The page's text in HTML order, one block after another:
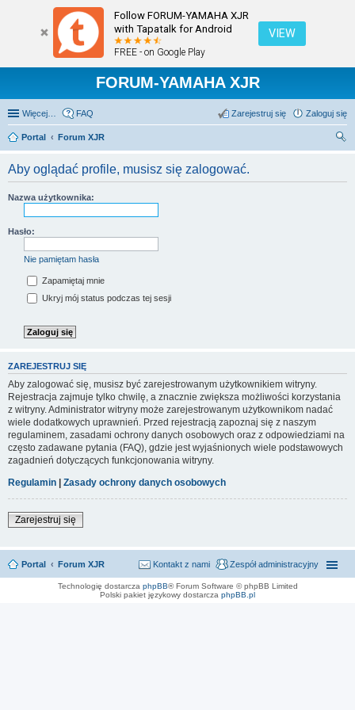
Follow FORUM-YAMAHA XJR
with Tapatalk for Android
FREE - on Google Play
VIEW
FORUM-YAMAHA XJR
Więcej… FAQ Zaloguj się
Zarejestruj się
Portal
Forum XJR
Aby oglądać profile, musisz się zalogować.
Nazwa użytkownika:
Hasło:
Nie pamiętam hasła
Zapamiętaj mnie
Ukryj mój status podczas tej sesji
ZAREJESTRUJ SIĘ
Aby zalogować się, musisz być zarejestrowanym użytkownikiem witryny.
Rejestracja zajmuje tylko chwilę, a znacznie zwiększa możliwości korzystania
z witryny. Administrator witryny może zarejestrowanym użytkownikom nadać
wiele dodatkowych uprawnień. Przed rejestracją zapoznaj się z naszym
regulaminem, zasadami ochrony danych osobowych oraz z odpowiedziami na
często zadawane pytania (FAQ), gdzie jest wyjaśnionych wiele podstawowych
zagadnień dotyczących funkcjonowania witryny.
Regulamin
Zasady ochrony danych osobowych
Zarejestruj się
Portal Forum XJR Zespół administracyjny
Kontakt z nami
Technologię dostarcza phpBB® Forum Software © phpBB Limited
Polski pakiet językowy dostarcza phpBB.pl